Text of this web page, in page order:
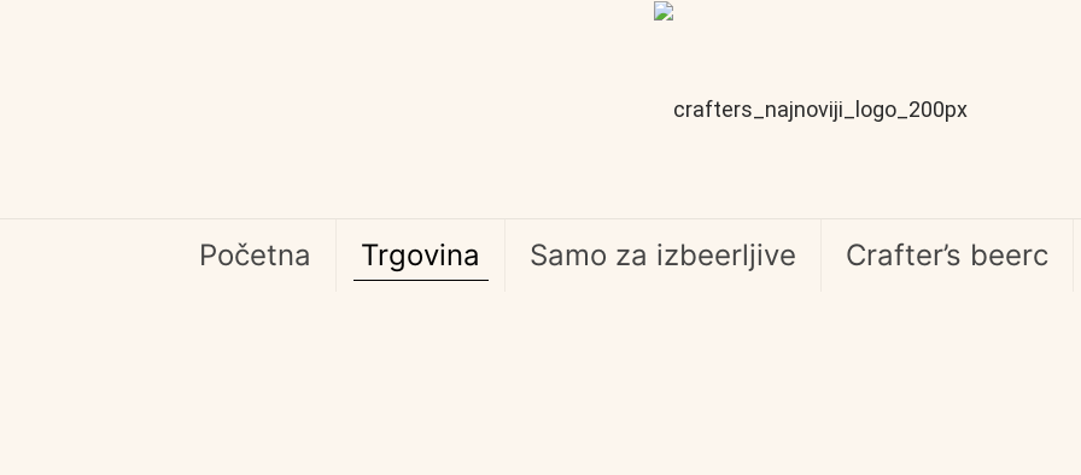
Početna Trgovina Samo za izbeerljive Crafter’s beerc